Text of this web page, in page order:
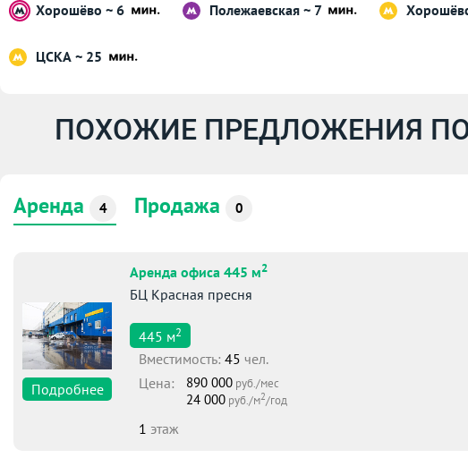
Хорошёво ~ 6 Полежаевская ~ 7
ЦСКА ~ 25
ПОХОЖИЕ ПРЕДЛОЖЕНИЯ
Аренда 4 Продажа 0
Подробнее
Аренда офиса 445 м2
БЦ Красная пресня
445 м2
Вместимоcть: 45 чел.
Цена:
890 000 руб./мес
24 000 руб./м2/год
1 этаж